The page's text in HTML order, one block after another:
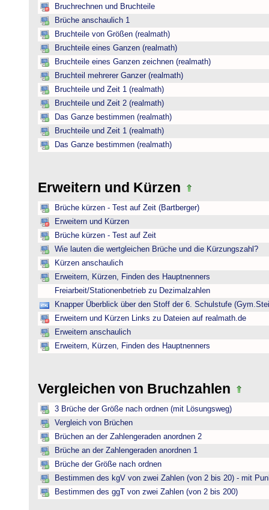
Bruchrechnen und Bruchteile
Brüche anschaulich 1
Bruchteile von Größen (realmath)
Bruchteile eines Ganzen (realmath)
Bruchteile eines Ganzen zeichnen (realmath)
Bruchteil mehrerer Ganzer (realmath)
Bruchteile und Zeit 1 (realmath)
Bruchteile und Zeit 2 (realmath)
Das Ganze bestimmen (realmath)
Bruchteile und Zeit 1 (realmath)
Das Ganze bestimmen (realmath)
Erweitern und Kürzen
Brüche kürzen - Test auf Zeit (Bartberger)
Erweitern und Kürzen
Brüche kürzen - Test auf Zeit
Wie lauten die wertgleichen Brüche und die Kürzungszahl?
Kürzen anschaulich
Erweitern, Kürzen, Finden des Hauptnenners
Freiarbeit/Stationenbetrieb zu Dezimalzahlen
Knapper Überblick über den Stoff der 6. Schulstufe
Erweitern und Kürzen Links zu Dateien auf realmath.de
Erweitern anschaulich
Erweitern, Kürzen, Finden des Hauptnenners
Vergleichen von Bruchzahlen
3 Brüche der Größe nach ordnen (mit Lösungsweg)
Vergleich von Brüchen
Brüchen an der Zahlengeraden anordnen 2
Brüche an der Zahlengeraden anordnen 1
Brüche der Größe nach ordnen
Bestimmen des kgV von zwei Zahlen (von 2 bis 20) - mit
Bestimmen des ggT von zwei Zahlen (von 2 bis 200)